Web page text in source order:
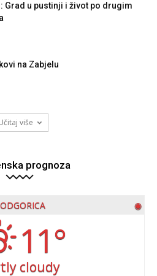
Grad u pustinji i život po drugim
na Zabjelu
više
prognoza
◉
11°
cloudy